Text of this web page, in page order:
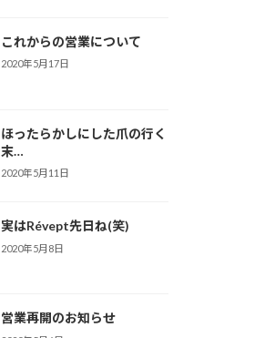
これからの営業について
2020年5月17日
ほったらかしにした爪の行く
末…
2020年5月11日
実はRévept先日ね(笑)
2020年5月8日
営業再開のお知らせ